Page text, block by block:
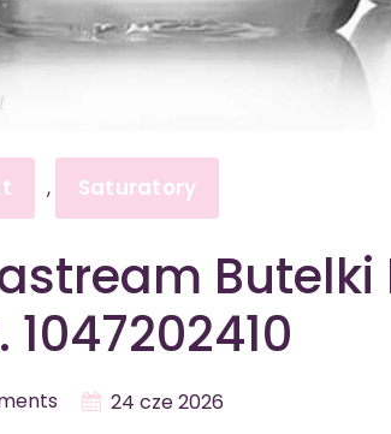
, Saturatory
1047202410
24 cze 2026